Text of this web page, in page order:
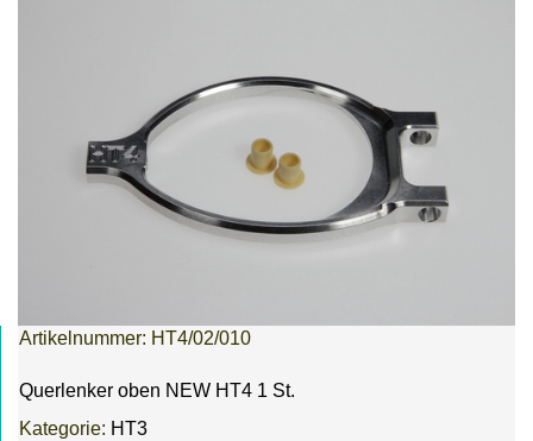
Artikelnummer: HT4/02/010
Querlenker oben NEW HT4 1 St.
Kategorie: HT3